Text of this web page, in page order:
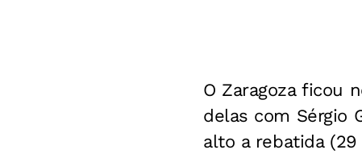
O Zaragoza ficou
delas com Sérgio
alto a rebatida